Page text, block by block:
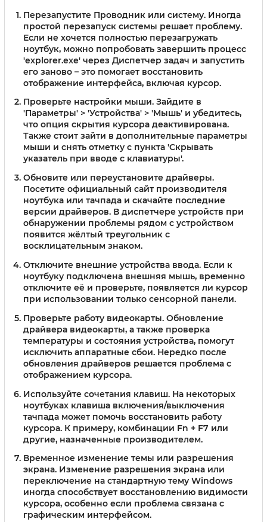
Перезапустите Проводник или систему. Иногда
простой перезапуск системы решает проблему.
Если не хочется полностью перезагружать
ноутбук, можно попробовать завершить процесс
'explorer.exe' через Диспетчер задач и запустить
его заново – это помогает восстановить
отображение интерфейса, включая курсор.
Проверьте настройки мыши. Зайдите в
'Параметры' > 'Устройства' > 'Мышь' и убедитесь,
что опция скрытия курсора деактивирована.
Также стоит зайти в дополнительные параметры
мыши и снять отметку с пункта 'Скрывать
указатель при вводе с клавиатуры'.
Обновите или переустановите драйверы.
Посетите официальный сайт производителя
ноутбука или тачпада и скачайте последние
версии драйверов. В диспетчере устройств при
обнаружении проблемы рядом с устройством
появится жёлтый треугольник с
восклицательным знаком.
Отключите внешние устройства ввода. Если к
ноутбуку подключена внешняя мышь, временно
отключите её и проверьте, появляется ли курсор
при использовании только сенсорной панели.
Проверьте работу видеокарты. Обновление
драйвера видеокарты, а также проверка
температуры и состояния устройства, помогут
исключить аппаратные сбои. Нередко после
обновления драйверов решается проблема с
отображением курсора.
Используйте сочетания клавиш. На некоторых
ноутбуках клавиша включения/выключения
тачпада может помочь восстановить работу
курсора. К примеру, комбинации Fn + F7 или
другие, назначенные производителем.
Временное изменение темы или разрешения
экрана. Изменение разрешения экрана или
переключение на стандартную тему Windows
иногда способствует восстановлению видимости
курсора, особенно если проблема связана с
графическим интерфейсом.